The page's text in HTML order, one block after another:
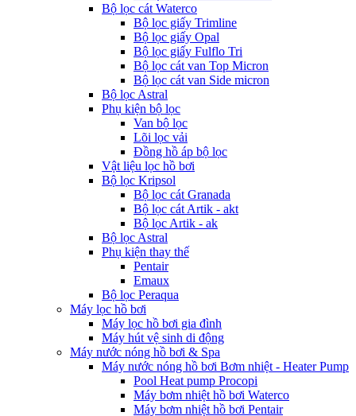
Bộ lọc cát Waterco
Bộ lọc giấy Trimline
Bộ lọc giấy Opal
Bộ lọc giấy Fulflo Tri
Bộ lọc cát van Top Micron
Bộ lọc cát van Side micron
Bộ lọc Astral
Phụ kiện bộ lọc
Van bộ lọc
Lõi lọc vải
Đồng hồ áp bộ lọc
Vật liệu lọc hồ bơi
Bộ lọc Kripsol
Bộ lọc cát Granada
Bộ lọc cát Artik - akt
Bộ lọc Artik - ak
Bộ lọc Astral
Phụ kiện thay thế
Pentair
Emaux
Bộ lọc Peraqua
Máy lọc hồ bơi
Máy lọc hồ bơi gia đình
Máy hút vệ sinh di động
Máy nước nóng hồ bơi & Spa
Máy nước nóng hồ bơi Bơm nhiệt - Heater Pump
Pool Heat pump Procopi
Máy bơm nhiệt hồ bơi Waterco
Máy bơm nhiệt hồ bơi Pentair